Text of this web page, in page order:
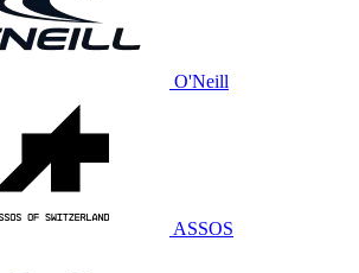
O'Neill
ASSOS